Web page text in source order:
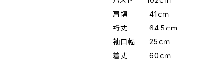
肩幅 41ｃｍ
裄丈 64.5ｃｍ
袖口幅 25ｃｍ
着丈 60ｃｍ